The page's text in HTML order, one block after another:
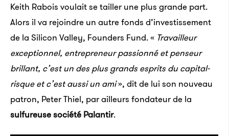
Keith Rabois voulait se tailler une plus grande part.
Alors il va rejoindre un autre fonds d’investissement
de la Silicon Valley, Founders Fund. « Travailleur
exceptionnel, entrepreneur passionné et penseur
brillant, c’est un des plus grands esprits du capital-
risque et c’est aussi un ami», dit de lui son nouveau
patron, Peter Thiel, par ailleurs fondateur de la
sulfureuse société Palantir.